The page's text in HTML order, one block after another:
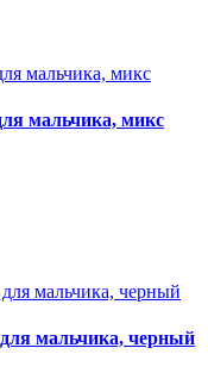
мальчика, микс
мальчика, черный